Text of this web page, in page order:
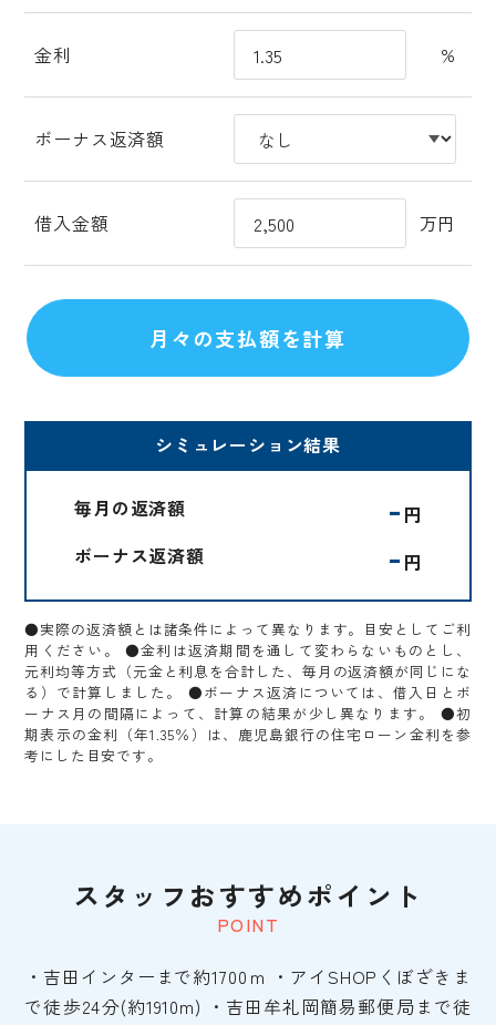
金利 %
ボーナス返済額
借入金額 万円
シミュレーション結果
毎月の返済額 - 円
ボーナス返済額
- 円
●実際の返済額とは諸条件によって異なります。目安としてご利
用ください。 ●金利は返済期間を通して変わらないものとし、
元利均等方式（元金と利息を合計した、毎月の返済額が同じにな
る）で計算しました。 ●ボーナス返済については、借入日とボ
ーナス月の間隔によって、計算の結果が少し異なります。 ●初
期表示の金利（年1.35％）は、鹿児島銀行の住宅ローン金利を参
考にした目安です。
POINT
スタッフおすすめポイント
・吉田インターまで約1700ｍ ・アイSHOPくぼざきま
で徒歩24分(約1910m) ・吉田牟礼岡簡易郵便局まで徒